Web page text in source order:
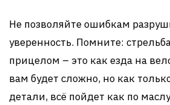
Не позволяйте ошибкам
уверенность. Помните:
прицелом – это как езда на
вам будет сложно, но как
детали, всё пойдет как по